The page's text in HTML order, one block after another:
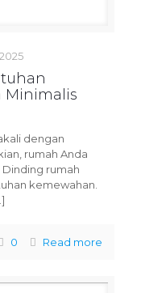
Minimalis
dengan
rumah Anda
rumah
kemewahan.
0 Read more